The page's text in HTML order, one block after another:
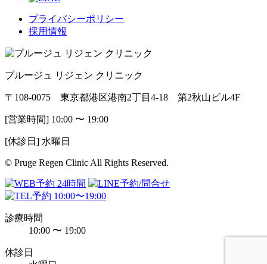
プライバシーポリシー
採用情報
プルージュ リジェン クリニック
〒108-0075 東京都港区港南2丁目4-18 第2秋山ビル4F
[営業時間] 10:00 〜 19:00
[休診日] 水曜日
© Pruge Regen Clinic All Rights Reserved.
診療時間
10:00 〜 19:00
休診日